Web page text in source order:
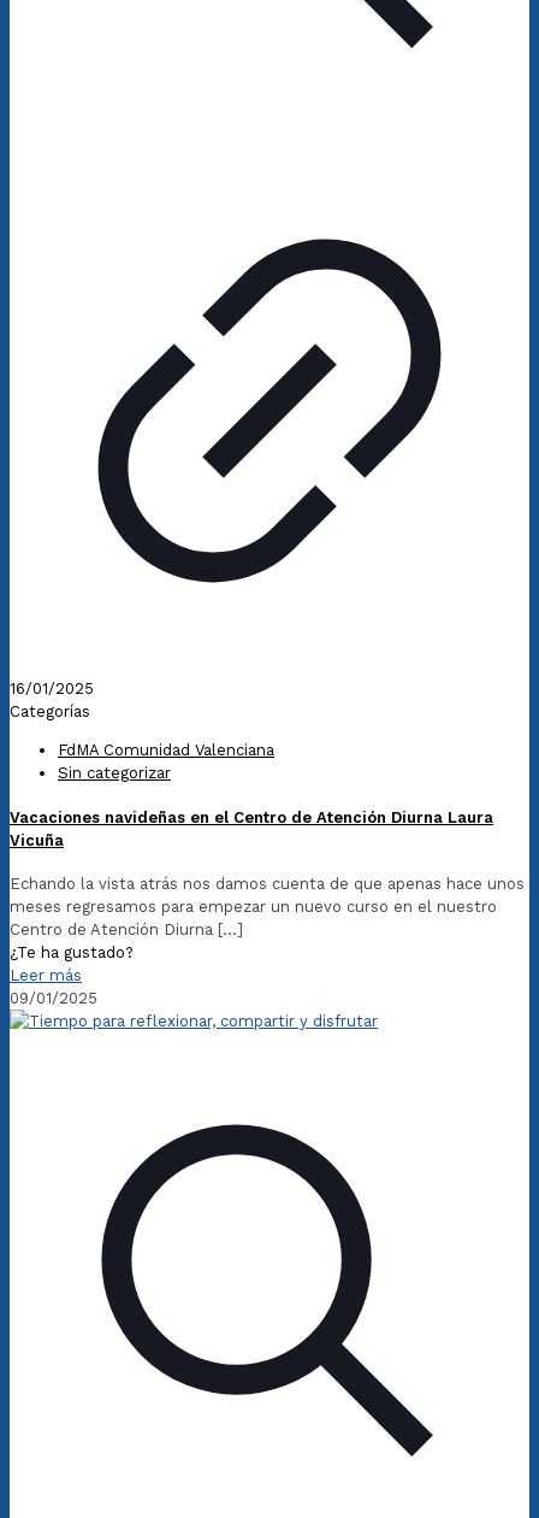
16/01/2025
Categorías
FdMA Comunidad Valenciana
Sin categorizar
Vacaciones navideñas en el Centro de Atención Diurna Laura
Vicuña
Echando la vista atrás nos damos cuenta de que apenas hace unos
meses regresamos para empezar un nuevo curso en el nuestro
Centro de Atención Diurna […]
¿Te ha gustado?
Leer más
09/01/2025